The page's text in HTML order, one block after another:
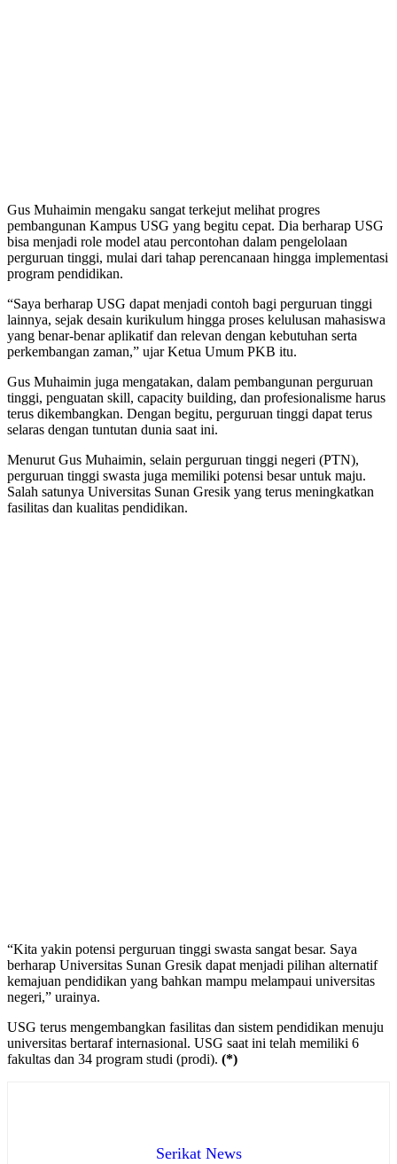
Gus Muhaimin mengaku sangat terkejut melihat progres
pembangunan Kampus USG yang begitu cepat. Dia berharap USG
bisa menjadi role model atau percontohan dalam pengelolaan
perguruan tinggi, mulai dari tahap perencanaan hingga implementasi
program pendidikan.
“Saya berharap USG dapat menjadi contoh bagi perguruan tinggi
lainnya, sejak desain kurikulum hingga proses kelulusan mahasiswa
yang benar-benar aplikatif dan relevan dengan kebutuhan serta
perkembangan zaman,” ujar Ketua Umum PKB itu.
Gus Muhaimin juga mengatakan, dalam pembangunan perguruan
tinggi, penguatan skill, capacity building, dan profesionalisme harus
terus dikembangkan. Dengan begitu, perguruan tinggi dapat terus
selaras dengan tuntutan dunia saat ini.
Menurut Gus Muhaimin, selain perguruan tinggi negeri (PTN),
perguruan tinggi swasta juga memiliki potensi besar untuk maju.
Salah satunya Universitas Sunan Gresik yang terus meningkatkan
fasilitas dan kualitas pendidikan.
“Kita yakin potensi perguruan tinggi swasta sangat besar. Saya
berharap Universitas Sunan Gresik dapat menjadi pilihan alternatif
kemajuan pendidikan yang bahkan mampu melampaui universitas
negeri,” urainya.
USG terus mengembangkan fasilitas dan sistem pendidikan menuju
universitas bertaraf internasional. USG saat ini telah memiliki 6
fakultas dan 34 program studi (prodi). (*)
Serikat News